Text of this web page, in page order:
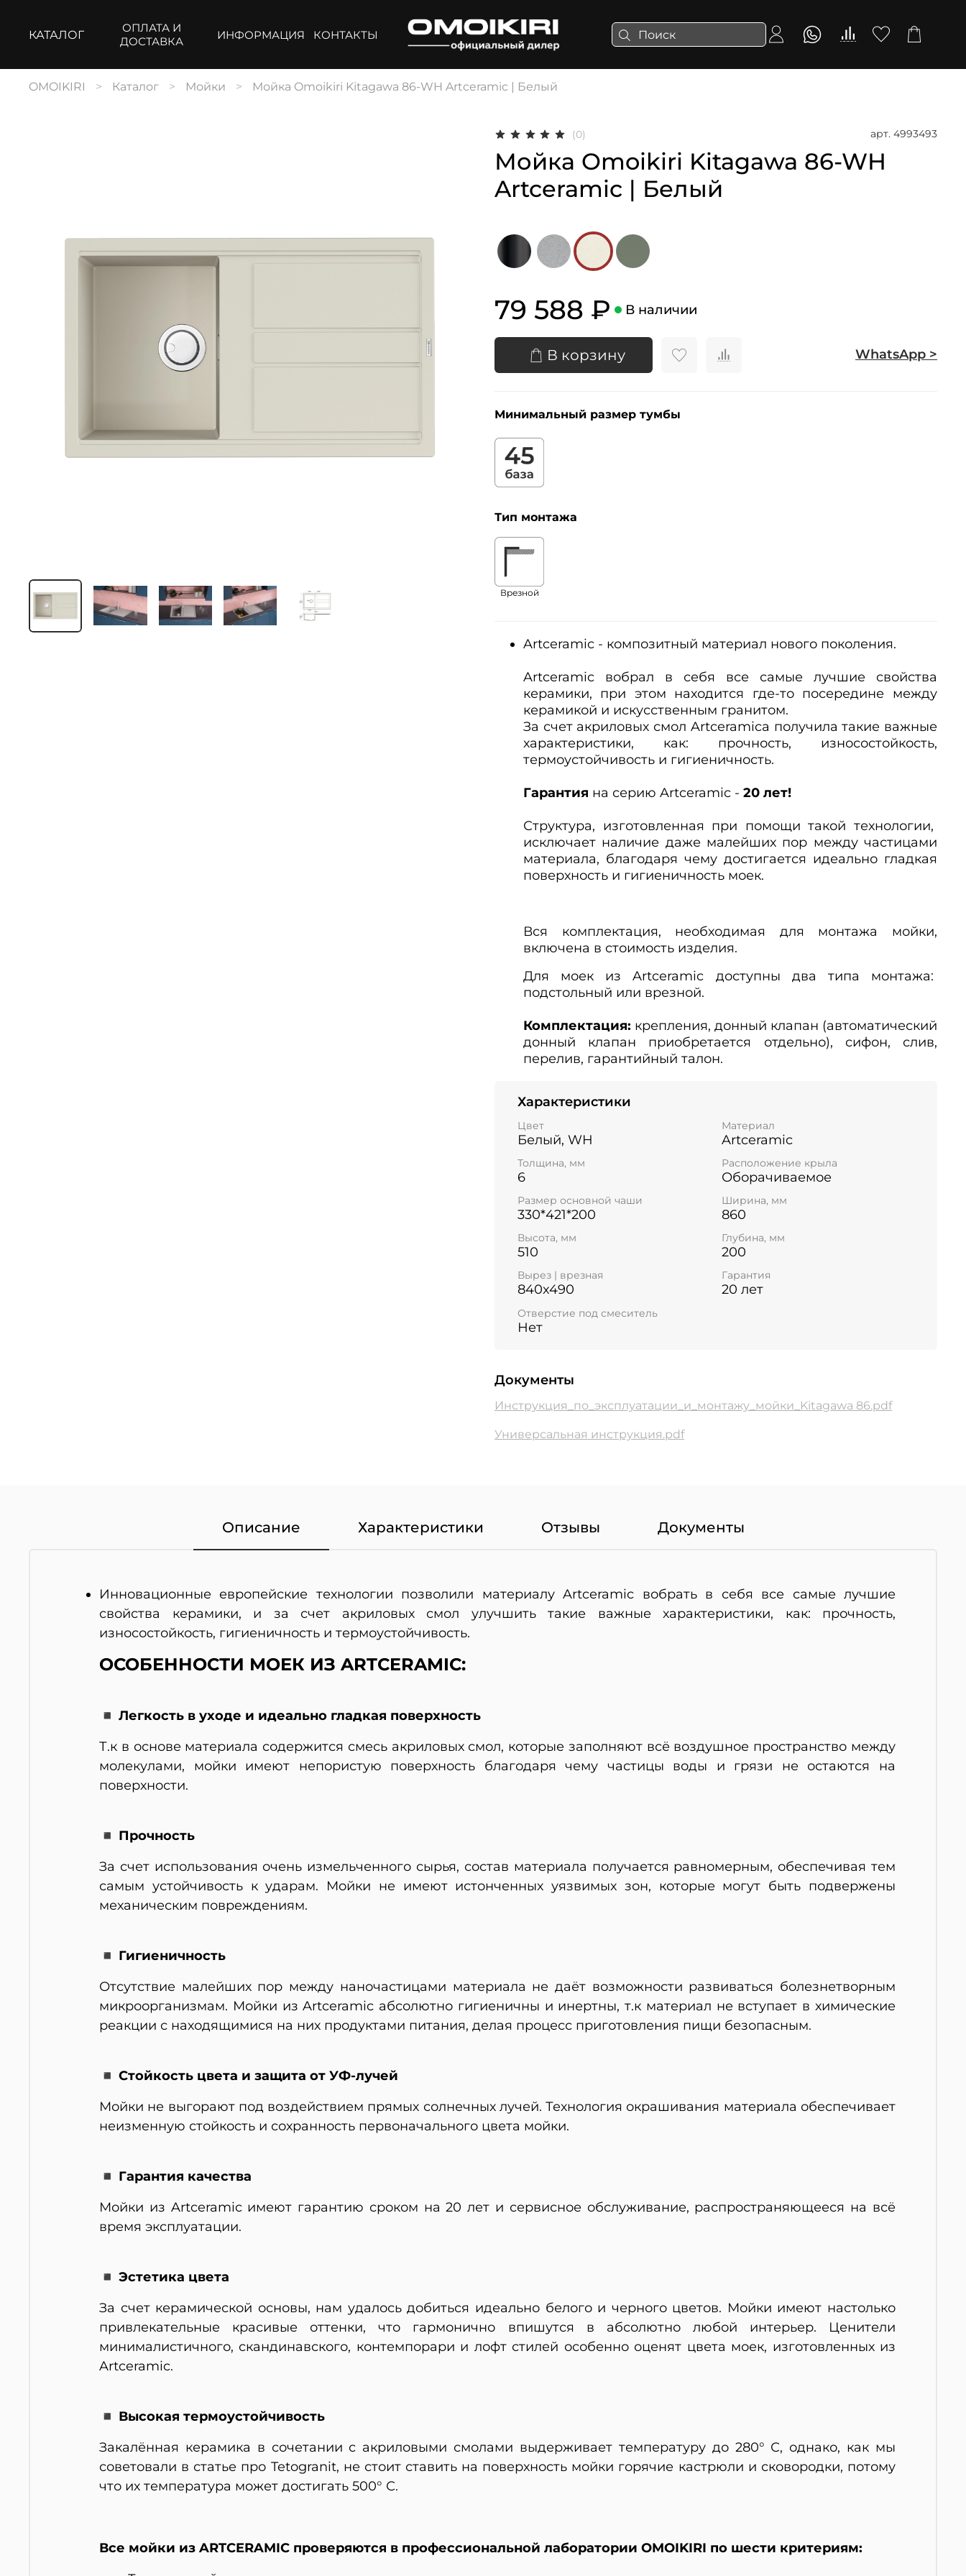
КАТАЛОГ
ОПЛАТА И
ДОСТАВКА
ИНФОРМАЦИЯ КОНТАКТЫ
OMOIKIRI Каталог Мойки Мойка Omoikiri Kitagawa 86-WH Artceramic | Белый
(0) арт. 4993493
Мойка Omoikiri Kitagawa 86-WH
Artceramic | Белый
79 588 ₽ В наличии
В корзину WhatsApp >
Минимальный размер тумбы
Тип монтажа
Врезной
Artceramic - композитный материал нового поколения.
Artceramic вобрал в себя все самые лучшие свойства
керамики, при этом находится где-то посередине между
керамикой и искусственным гранитом.
За счет акриловых смол Artceramica получила такие важные
характеристики, как: прочность, износостойкость,
термоустойчивость и гигиеничность.
Гарантия на серию Artceramic - 20 лет!
Структура, изготовленная при помощи такой технологии,
исключает наличие даже малейших пор между частицами
материала, благодаря чему достигается идеально гладкая
поверхность и гигиеничность моек.
Вся комплектация, необходимая для монтажа мойки,
включена в стоимость изделия.
Для моек из Artceramic доступны два типа монтажа:
подстольный или врезной.
Комплектация: крепления, донный клапан (автоматический
донный клапан приобретается отдельно), сифон, слив,
перелив, гарантийный талон.
Характеристики
Цвет
Белый, WH
Материал
Artceramic
Толщина, мм
6
Расположение крыла
Оборачиваемое
Размер основной чаши
330*421*200
Ширина, мм
860
Высота, мм
510
Глубина, мм
200
Вырез | врезная
840x490
Гарантия
20 лет
Отверстие под смеситель
Нет
Документы
Инструкция_по_эксплуатации_и_монтажу_мойки_Kitagawa 86.pdf
Универсальная инструкция.pdf
Описание Характеристики Отзывы Документы
Инновационные европейские технологии позволили материалу Artceramic вобрать в себя все самые лучшие
свойства керамики, и за счет акриловых смол улучшить такие важные характеристики, как: прочность,
износостойкость, гигиеничность и термоустойчивость.
ОСОБЕННОСТИ МОЕК ИЗ ARTCERAMIC:
◾ Легкость в уходе и идеально гладкая поверхность
Т.к в основе материала содержится смесь акриловых смол, которые заполняют всё воздушное пространство между
молекулами, мойки имеют непористую поверхность благодаря чему частицы воды и грязи не остаются на
поверхности.
◾ Прочность
За счет использования очень измельченного сырья, состав материала получается равномерным, обеспечивая тем
самым устойчивость к ударам. Мойки не имеют истонченных уязвимых зон, которые могут быть подвержены
механическим повреждениям.
◾ Гигиеничность
Отсутствие малейших пор между наночастицами материала не даёт возможности развиваться болезнетворным
микроорганизмам. Мойки из Artceramic абсолютно гигиеничны и инертны, т.к материал не вступает в химические
реакции с находящимися на них продуктами питания, делая процесс приготовления пищи безопасным.
◾ Стойкость цвета и защита от УФ-лучей
Мойки не выгорают под воздействием прямых солнечных лучей. Технология окрашивания материала обеспечивает
неизменную стойкость и сохранность первоначального цвета мойки.
◾ Гарантия качества
Мойки из Artceramic имеют гарантию сроком на 20 лет и сервисное обслуживание, распространяющееся на всё
время эксплуатации.
◾ Эстетика цвета
За счет керамической основы, нам удалось добиться идеально белого и черного цветов. Мойки имеют настолько
привлекательные красивые оттенки, что гармонично впишутся в абсолютно любой интерьер. Ценители
минималистичного, скандинавского, контемпорари и лофт стилей особенно оценят цвета моек, изготовленных из
Artceramic.
◾ Высокая термоустойчивость
Закалённая керамика в сочетании с акриловыми смолами выдерживает температуру до 280° С, однако, как мы
советовали в статье про Tetogranit, не стоит ставить на поверхность мойки горячие кастрюли и сковородки, потому
что их температура может достигать 500° С.
Все мойки из ARTCERAMIC проверяются в профессиональной лаборатории OMOIKIRI по шести критериям: